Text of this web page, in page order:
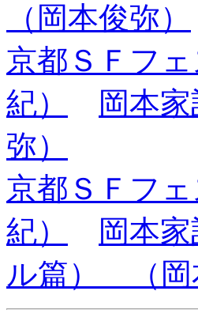
（岡本俊弥）
京都ＳＦフ
紀）
岡本
弥）
京都ＳＦフ
紀）
岡本
ル篇） （岡